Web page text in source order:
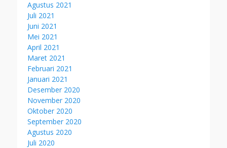
Agustus 2021
Juli 2021
Juni 2021
Mei 2021
April 2021
Maret 2021
Februari 2021
Januari 2021
Desember 2020
November 2020
Oktober 2020
September 2020
Agustus 2020
Juli 2020